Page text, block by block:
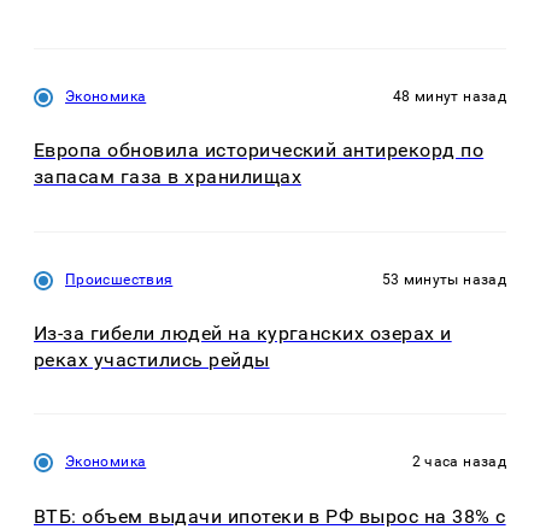
Экономика 48 минут назад
Европа обновила исторический антирекорд по
запасам газа в хранилищах
Происшествия 53 минуты назад
Из-за гибели людей на курганских озерах и
реках участились рейды
Экономика 2 часа назад
ВТБ: объем выдачи ипотеки в РФ вырос на 38% с